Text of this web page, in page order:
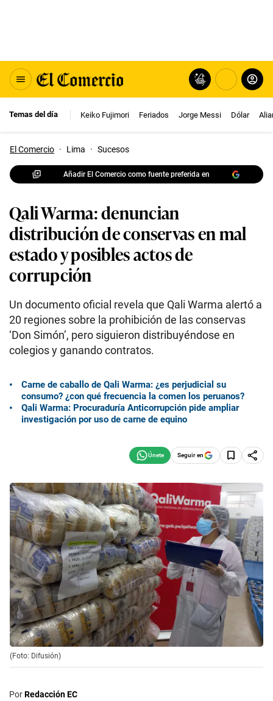
Temas del día Keiko Fujimori Feriados Jorge Messi Dólar
El Comercio · Lima · Sucesos
Añadir El Comercio como fuente preferida en
Qali Warma: denuncian
distribución de conservas en mal
estado y posibles actos de
corrupción
Un documento oficial revela que Qali Warma alertó a
20 regiones sobre la prohibición de las conservas
‘Don Simón’, pero siguieron distribuyéndose en
colegios y ganando contratos.
Carne de caballo de Qali Warma: ¿es perjudicial su
consumo? ¿con qué frecuencia la comen los peruanos?
Qali Warma: Procuraduría Anticorrupción pide ampliar
investigación por uso de carne de equino
Seguir en
(Foto: Difusión)
PorRedacción EC